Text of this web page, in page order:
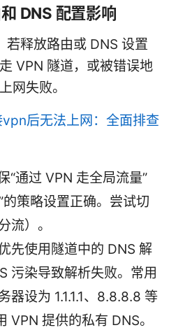
DNS 配置影响
若释放路由或 DNS 设置
VPN 隧道，或被错误地
网失败。
后无法上网：全面排查
“通过 VPN 走全局流量”
的策略设置正确。尝试切
流）。
先使用隧道中的 DNS 解
污染导致解析失败。常用
器设为 1.1.1.1、8.8.8.8 等
VPN 提供的私有 DNS。